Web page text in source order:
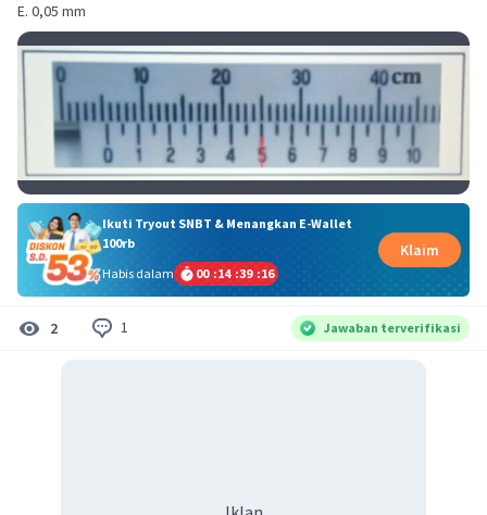
E. 0,05 mm
Ikuti Tryout SNBT & Menangkan E-Wallet
100rb
Habis dalam
00 :14 :39 :16
Klaim
2 1 Jawaban terverifikasi